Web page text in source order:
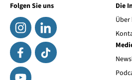
Folgen Sie uns
Die